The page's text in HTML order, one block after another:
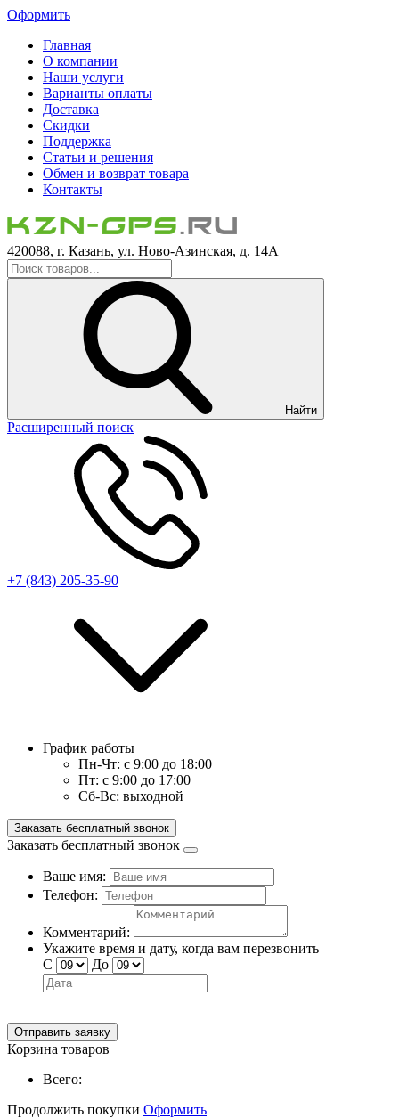
Оформить
Главная
О компании
Наши услуги
Варианты оплаты
Доставка
Скидки
Поддержка
Статьи и решения
Обмен и возврат товара
Контакты
420088, г. Казань, ул. Ново-Азинская, д. 14А
Найти
Расширенный поиск
+7 (843) 205-35-90
График работы
Пн-Чт: с 9:00 до 18:00
Пт: с 9:00 до 17:00
Сб-Вс: выходной
Заказать бесплатный звонок
Заказать бесплатный звонок
Ваше имя:
Телефон:
Комментарий:
Укажите время и дату, когда вам перезвонить
С
До
Отправить заявку
Корзина товаров
Всего:
Продолжить покупки Оформить